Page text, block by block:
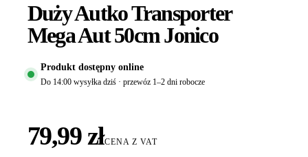
Duży Autko Transporter
Mega Aut 50cm Jonico
Produkt dostępny online
Do 14:00 wysyłka dziś · przewóz 1–2 dni robocze
79,99 złCENA Z VAT